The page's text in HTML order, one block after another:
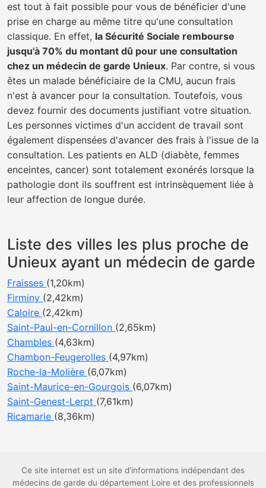
est tout à fait possible pour vous de bénéficier d'une
prise en charge au même titre qu'une consultation
classique. En effet, la Sécurité Sociale rembourse
jusqu'à 70% du montant dû pour une consultation
chez un médecin de garde Unieux. Par contre, si vous
êtes un malade bénéficiaire de la CMU, aucun frais
n'est à avancer pour la consultation. Toutefois, vous
devez fournir des documents justifiant votre situation.
Les personnes victimes d'un accident de travail sont
également dispensées d'avancer des frais à l'issue de la
consultation. Les patients en ALD (diabète, femmes
enceintes, cancer) sont totalement exonérés lorsque la
pathologie dont ils souffrent est intrinsèquement liée à
leur affection de longue durée.
Liste des villes les plus proche de
Unieux ayant un médecin de garde
Fraisses (1,20km)
Firminy (2,42km)
Caloire (2,42km)
Saint-Paul-en-Cornillon (2,65km)
Chambles (4,63km)
Chambon-Feugerolles (4,97km)
Roche-la-Molière (6,07km)
Saint-Maurice-en-Gourgois (6,07km)
Saint-Genest-Lerpt (7,61km)
Ricamarie (8,36km)
Ce site internet est un site d'informations indépendant des
médecins de garde du département Loire et des professionnels